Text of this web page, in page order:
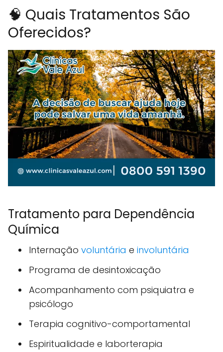
🧠 Quais Tratamentos São
Oferecidos?
Tratamento para Dependência
Química
Internação voluntária e involuntária
Programa de desintoxicação
Acompanhamento com psiquiatra e
psicólogo
Terapia cognitivo-comportamental
Espiritualidade e laborterapia